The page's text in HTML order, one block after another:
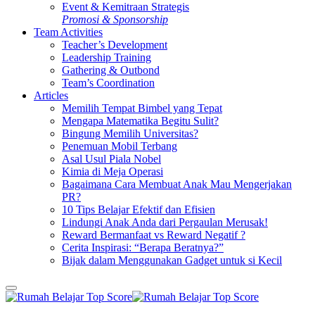
Event & Kemitraan Strategis
Promosi & Sponsorship
Team Activities
Teacher’s Development
Leadership Training
Gathering & Outbond
Team’s Coordination
Articles
Memilih Tempat Bimbel yang Tepat
Mengapa Matematika Begitu Sulit?
Bingung Memilih Universitas?
Penemuan Mobil Terbang
Asal Usul Piala Nobel
Kimia di Meja Operasi
Bagaimana Cara Membuat Anak Mau Mengerjakan
PR?
10 Tips Belajar Efektif dan Efisien
Lindungi Anak Anda dari Pergaulan Merusak!
Reward Bermanfaat vs Reward Negatif ?
Cerita Inspirasi: “Berapa Beratnya?”
Bijak dalam Menggunakan Gadget untuk si Kecil